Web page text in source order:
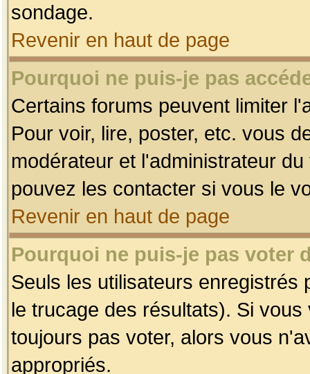
sondage.
Revenir en haut de page
Pourquoi ne puis-je pas
Certains forums peuvent limiter
Pour voir, lire, poster, etc. vous
modérateur et l'administrateur
pouvez les contacter si vous le
Revenir en haut de page
Pourquoi ne puis-je pas voter
Seuls les utilisateurs enregistrés
le trucage des résultats). Si
toujours pas voter, alors vous
appropriés.